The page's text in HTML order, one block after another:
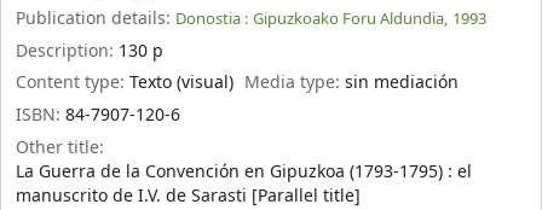
Publication details: Donostia : Gipuzkoako Foru Aldundia, 1993
Description: 130 p
Content type: Texto (visual) Media type:sin mediación
ISBN: 84-7907-120-6
Other title:
La Guerra de la Convención en Gipuzkoa (1793-1795) : el
manuscrito de I.V. de Sarasti [Parallel title]